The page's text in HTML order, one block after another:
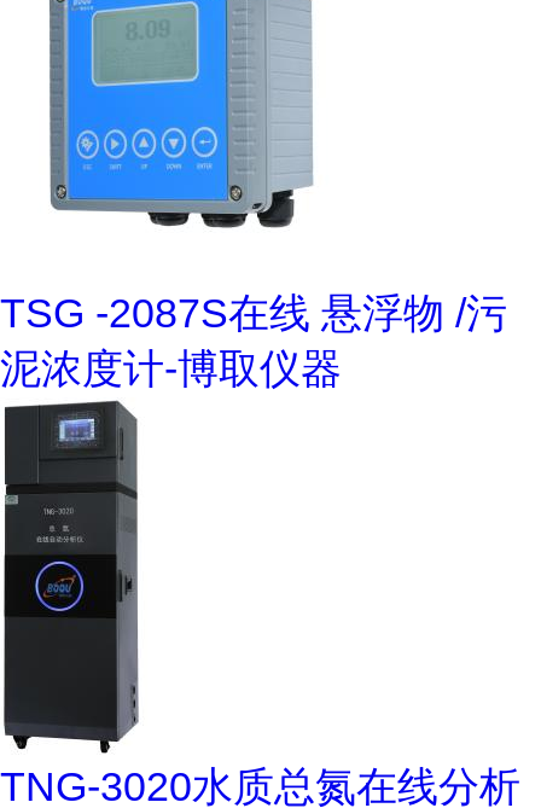
TSG -2087S在线 悬浮物 /污
泥浓度计-博取仪器
TNG-3020水质总氮在线分析